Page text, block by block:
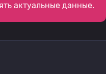
актуальные данные.